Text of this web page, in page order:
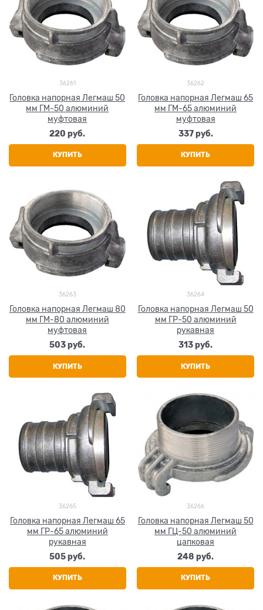
36261
Головка напорная Легмаш 50
мм ГМ-50 алюминий
муфтовая
220 руб.
КУПИТЬ
36262
Головка напорная Легмаш 65
мм ГМ-65 алюминий
муфтовая
337 руб.
КУПИТЬ
36263
Головка напорная Легмаш 80
мм ГМ-80 алюминий
муфтовая
503 руб.
КУПИТЬ
36264
Головка напорная Легмаш 50
мм ГР-50 алюминий
рукавная
313 руб.
КУПИТЬ
36265
Головка напорная Легмаш 65
мм ГР-65 алюминий
рукавная
505 руб.
КУПИТЬ
36266
Головка напорная Легмаш 50
мм ГЦ-50 алюминий
цапковая
248 руб.
КУПИТЬ